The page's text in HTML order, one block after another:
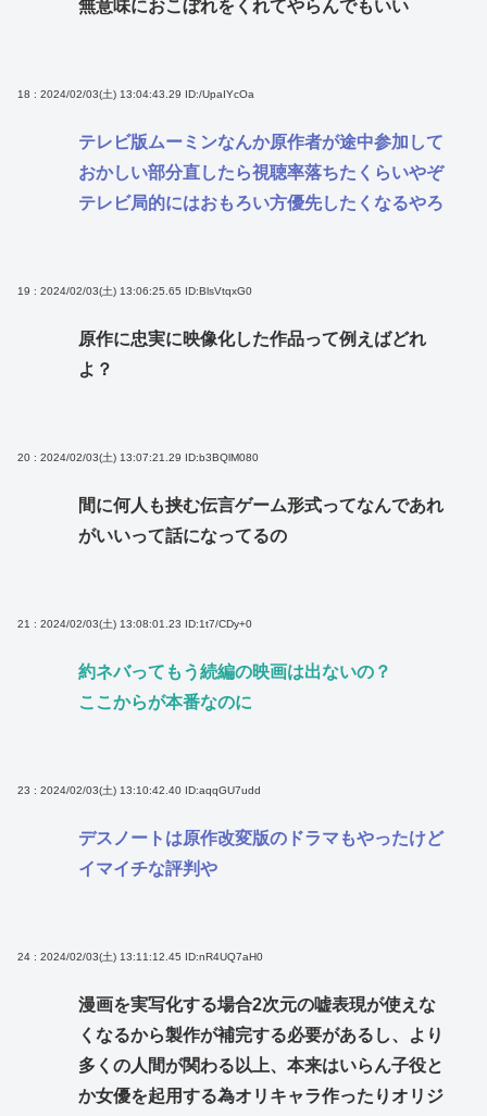
無意味におこぼれをくれてやらんでもいい
18 : 2024/02/03(土) 13:04:43.29 ID:/UpaIYcOa
テレビ版ムーミンなんか原作者が途中参加して
おかしい部分直したら視聴率落ちたくらいやぞ
テレビ局的にはおもろい方優先したくなるやろ
19 : 2024/02/03(土) 13:06:25.65 ID:BlsVtqxG0
原作に忠実に映像化した作品って例えばどれ
よ？
20 : 2024/02/03(土) 13:07:21.29 ID:b3BQlM080
間に何人も挟む伝言ゲーム形式ってなんであれ
がいいって話になってるの
21 : 2024/02/03(土) 13:08:01.23 ID:1t7/CDy+0
約ネバってもう続編の映画は出ないの？
ここからが本番なのに
23 : 2024/02/03(土) 13:10:42.40 ID:aqqGU7udd
デスノートは原作改変版のドラマもやったけど
イマイチな評判や
24 : 2024/02/03(土) 13:11:12.45 ID:nR4UQ7aH0
漫画を実写化する場合2次元の嘘表現が使えな
くなるから製作が補完する必要があるし、より
多くの人間が関わる以上、本来はいらん子役と
か女優を起用する為オリキャラ作ったりオリジ